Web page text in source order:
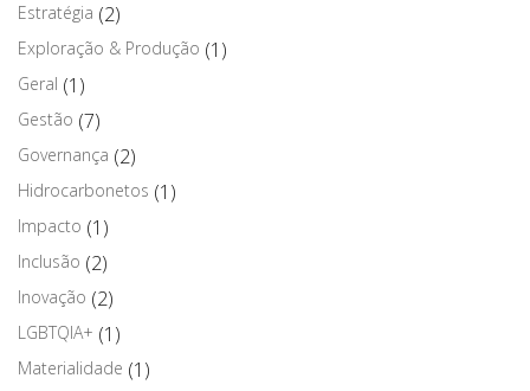
Estratégia (2)
Exploração & Produção (1)
Geral (1)
Gestão (7)
Governança (2)
Hidrocarbonetos (1)
Impacto (1)
Inclusão (2)
Inovação (2)
LGBTQIA+ (1)
Materialidade (1)